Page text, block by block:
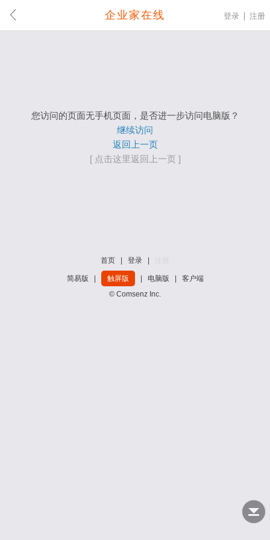
企业家在线 登录 注册
您访问的页面无手机页面，是否进一步访问电脑版？
继续访问
返回上一页
[ 点击这里返回上一页 ]
首页 登录
简易版 触屏版 电脑版
客户端
© Comsenz Inc.